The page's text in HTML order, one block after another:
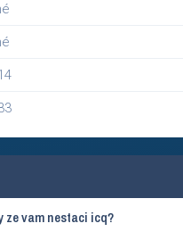
ze vam nestaci icq?